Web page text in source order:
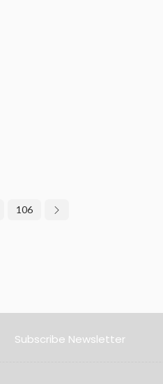
106
Subscribe Newsletter